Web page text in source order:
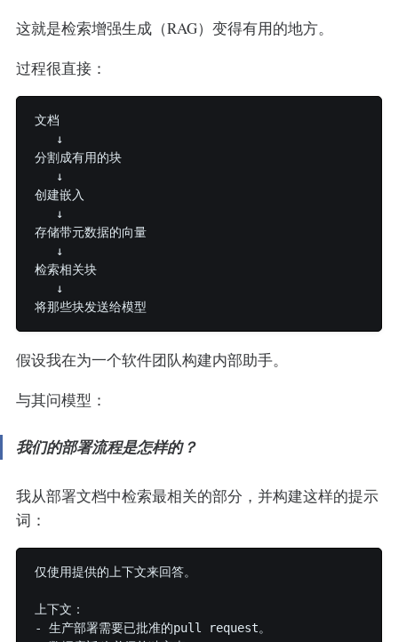
这就是检索增强生成（RAG）变得有用的地方。
过程很直接：
文档
   ↓
分割成有用的块
   ↓
创建嵌入
   ↓
存储带元数据的向量
   ↓
检索相关块
   ↓
假设我在为一个软件团队构建内部助手。
与其问模型：
我们的部署流程是怎样的？
我从部署文档中检索最相关的部分，并构建这样的提示
词：
仅使用提供的上下文来回答。
上下文：
- 生产部署需要已批准的pull request。